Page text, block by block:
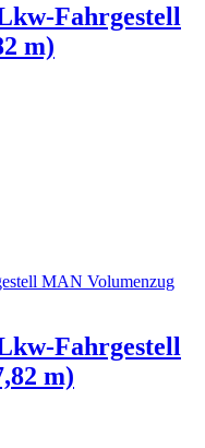
Fahrgestell
m)
Fahrgestell
m)